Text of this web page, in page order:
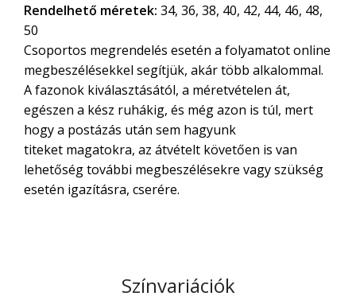
Rendelhető méretek: 34, 36, 38, 40, 42, 44, 46, 48,
50
Csoportos megrendelés esetén a folyamatot online
megbeszélésekkel segítjük, akár több alkalommal.
A fazonok kiválasztásától, a méretvételen át,
egészen a kész ruhákig, és még azon is túl, mert
hogy a postázás után sem hagyunk
titeket magatokra, az átvételt követően is van
lehetőség további megbeszélésekre vagy szükség
esetén igazításra, cserére.
Színvariációk